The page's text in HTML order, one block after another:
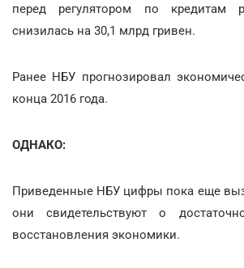
перед регулятором по кредитам
снизилась на 30,1 млрд гривен.
Ранее НБУ прогнозировал
конца 2016 года.
ОДНАКО:
Приведенные НБУ цифры пока еще
они свидетельствуют о
восстановления экономики.